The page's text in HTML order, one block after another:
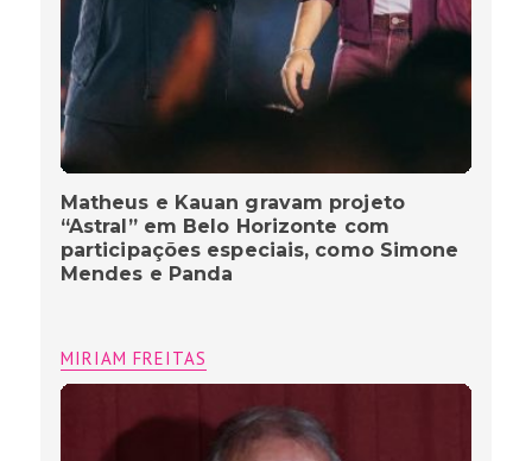
Matheus e Kauan gravam projeto
“Astral” em Belo Horizonte com
participações especiais, como Simone
Mendes e Panda
MIRIAM FREITAS